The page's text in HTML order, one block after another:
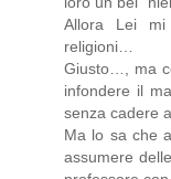
Allora Lei mi
religioni…
Giusto…, ma
infondere il
senza cadere
Ma lo sa che
assumere